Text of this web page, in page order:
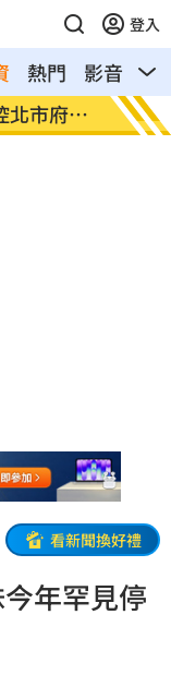
登入
熱門 影音
熱
北市府蓋
老農
淚
看新聞換好禮
年罕見停